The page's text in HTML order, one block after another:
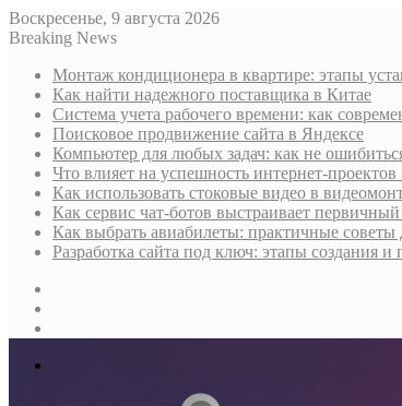
Воскресенье, 9 августа 2026
Breaking News
Монтаж кондиционера в квартире: этапы
Как найти надежного поставщика в Китае
Система учета рабочего времени: как
Поисковое продвижение сайта в Яндексе
Компьютер для любых задач: как не
Что влияет на успешность интернет-
Как использовать стоковые видео в
Как сервис чат-ботов выстраивает
Как выбрать авиабилеты: практичные советы
Разработка сайта под ключ: этапы создания